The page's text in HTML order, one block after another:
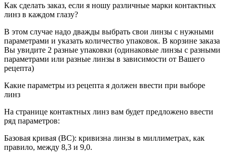
Как сделать заказ, если я ношу различные марки контактных
линз в каждом глазу?
В этом случае надо дважды выбрать свои линзы с нужными
параметрами и указать количество упаковок. В корзине заказа
Вы увидите 2 разные упаковки (одинаковые линзы с разными
параметрами или разные линзы в зависимости от Вашего
рецепта)
Какие параметры из рецепта я должен ввести при выборе
линз
На странице контактных линз вам будет предложено ввести
ряд параметров:
Базовая кривая (BC): кривизна линзы в миллиметрах, как
правило, между 8,3 и 9,0.